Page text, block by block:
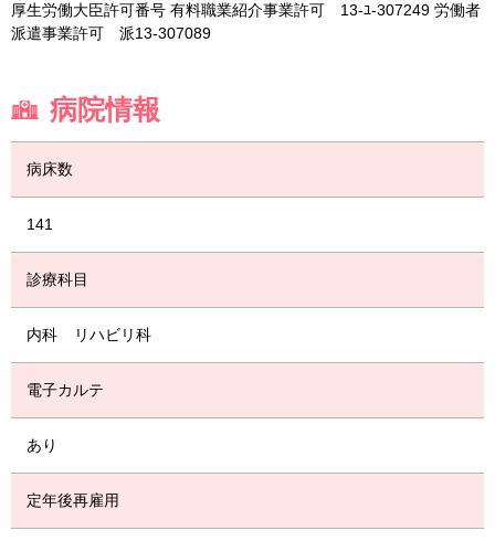
厚生労働大臣許可番号 有料職業紹介事業許可 13-ﾕ-307249 労働者
派遣事業許可 派13-307089
病院情報
病床数
141
診療科目
内科 リハビリ科
電子カルテ
あり
定年後再雇用